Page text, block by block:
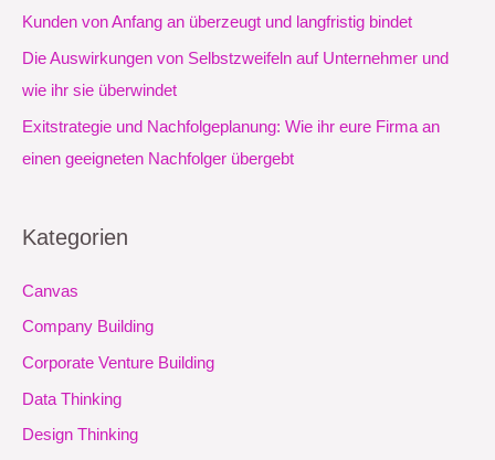
Kunden von Anfang an überzeugt und langfristig bindet
Die Auswirkungen von Selbstzweifeln auf Unternehmer und
wie ihr sie überwindet
Exitstrategie und Nachfolgeplanung: Wie ihr eure Firma an
einen geeigneten Nachfolger übergebt
Kategorien
Canvas
Company Building
Corporate Venture Building
Data Thinking
Design Thinking